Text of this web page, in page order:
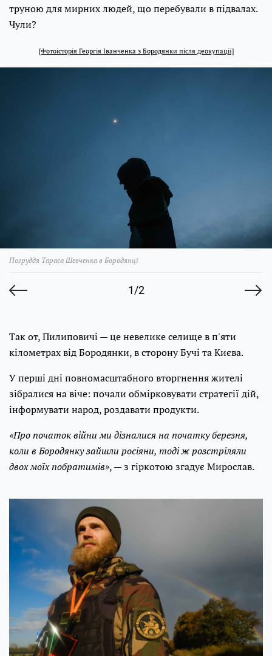
труною для мирних людей, що перебували в підвалах.
Чули?
[Фотоісторія Георгія Іванченка з Бородянки після деокупації]
1/2
Погруддя Тараса Шевченка в Бородянці
Так от, Пилиповичі — це невелике селище в п'яти
кілометрах від Бородянки, в сторону Бучі та Києва.
У перші дні повномасштабного вторгнення жителі
зібралися на віче: почали обмірковувати стратегії дій,
інформувати народ, роздавати продукти.
«Про початок війни ми дізналися на початку березня,
коли в Бородянку зайшли росіяни, тоді ж розстріляли
двох моїх побратимів», — з гіркотою згадує Мирослав.